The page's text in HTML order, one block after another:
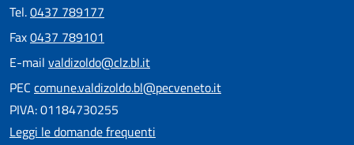
Tel.0437 789177
Fax0437 789101
E-mail valdizoldo@clz.bl.it
PEC comune.valdizoldo.bl@pecveneto.it
PIVA: 01184730255
Leggi le domande frequenti